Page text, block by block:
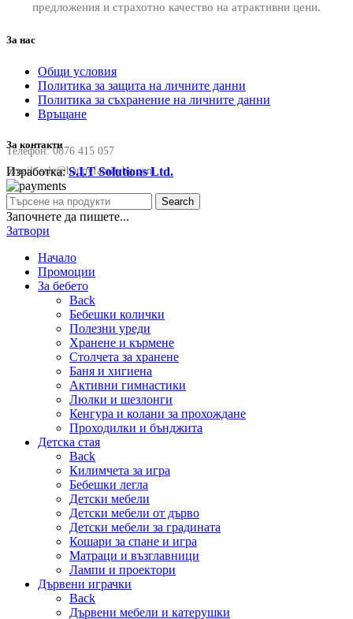
предложения и страхотно качество на атрактивни цени.
За нас
Общи условия
Политика за защита на личните данни
Политика за съхранение на личните данни
Връщане
За контакти
Телефон:0876 415 057
Email:sale@happyfamilybg.com
Изработка:S.I.T Solutions Ltd.
Search
Започнете да пишете...
Затвори
Начало
Промоции
За бебето
Back
Бебешки колички
Полезни уреди
Хранене и кърмене
Столчета за хранене
Баня и хигиена
Активни гимнастики
Люлки и шезлонги
Кенгура и колани за прохождане
Проходилки и бънджита
Детска стая
Back
Килимчета за игра
Бебешки легла
Детски мебели
Детски мебели от дърво
Детски мебели за градината
Кошари за спане и игра
Матраци и възглавници
Лампи и проектори
Дървени играчки
Back
Дървени мебели и катерушки